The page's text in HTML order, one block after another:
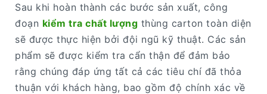
Sau khi hoàn thành các bước sản xuất, công
đoạn kiểm tra chất lượng thùng carton toàn diện
sẽ được thực hiện bởi đội ngũ kỹ thuật. Các sản
phẩm sẽ được kiểm tra cẩn thận để đảm bảo
rằng chúng đáp ứng tất cả các tiêu chí đã thỏa
thuận với khách hàng, bao gồm độ chính xác về